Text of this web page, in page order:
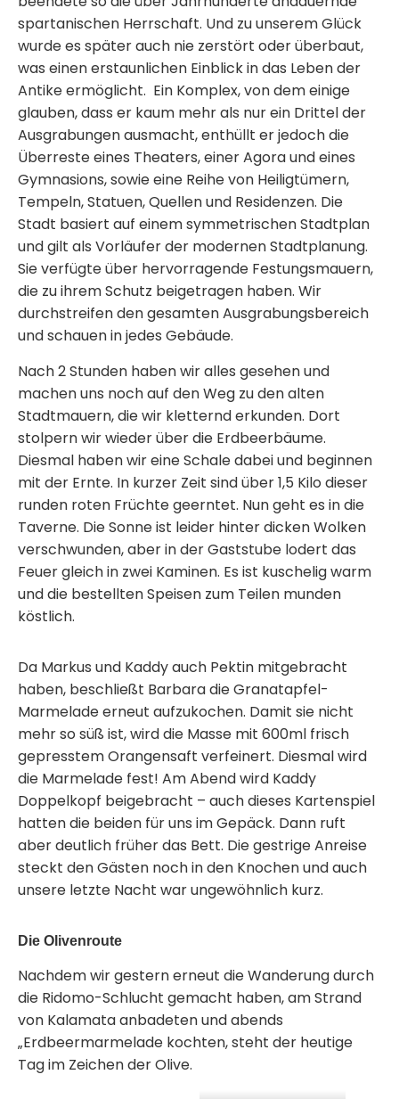
spartanischen Herrschaft. Und zu unserem Glück
wurde es später auch nie zerstört oder überbaut,
was einen erstaunlichen Einblick in das Leben der
Antike ermöglicht. Ein Komplex, von dem einige
glauben, dass er kaum mehr als nur ein Drittel der
Ausgrabungen ausmacht, enthüllt er jedoch die
Überreste eines Theaters, einer Agora und eines
Gymnasions, sowie eine Reihe von Heiligtümern,
Tempeln, Statuen, Quellen und Residenzen. Die
Stadt basiert auf einem symmetrischen Stadtplan
und gilt als Vorläufer der modernen Stadtplanung.
Sie verfügte über hervorragende Festungsmauern,
die zu ihrem Schutz beigetragen haben. Wir
durchstreifen den gesamten Ausgrabungsbereich
und schauen in jedes Gebäude.
Nach 2 Stunden haben wir alles gesehen und
machen uns noch auf den Weg zu den alten
Stadtmauern, die wir kletternd erkunden. Dort
stolpern wir wieder über die Erdbeerbäume.
Diesmal haben wir eine Schale dabei und beginnen
mit der Ernte. In kurzer Zeit sind über 1,5 Kilo dieser
runden roten Früchte geerntet. Nun geht es in die
Taverne. Die Sonne ist leider hinter dicken Wolken
verschwunden, aber in der Gaststube lodert das
Feuer gleich in zwei Kaminen. Es ist kuschelig warm
und die bestellten Speisen zum Teilen munden
köstlich.
Da Markus und Kaddy auch Pektin mitgebracht
haben, beschließt Barbara die Granatapfel-
Marmelade erneut aufzukochen. Damit sie nicht
mehr so süß ist, wird die Masse mit 600ml frisch
gepresstem Orangensaft verfeinert. Diesmal wird
die Marmelade fest! Am Abend wird Kaddy
Doppelkopf beigebracht – auch dieses Kartenspiel
hatten die beiden für uns im Gepäck. Dann ruft
aber deutlich früher das Bett. Die gestrige Anreise
steckt den Gästen noch in den Knochen und auch
unsere letzte Nacht war ungewöhnlich kurz.
Die Olivenroute
Nachdem wir gestern erneut die Wanderung durch
die Ridomo-Schlucht gemacht haben, am Strand
von Kalamata anbadeten und abends
„Erdbeermarmelade kochten, steht der heutige
Tag im Zeichen der Olive.